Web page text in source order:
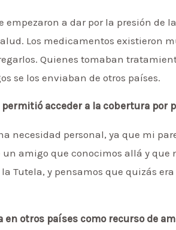
empezaron a dar por la presión de
Los medicamentos existieron
Quienes tomaban
se los enviaban de otros países.
acceder a la cobertura por
necesidad personal, ya que mi
amigo que conocimos allá y que
Tutela, y pensamos que quizás
en otros países como recurso de